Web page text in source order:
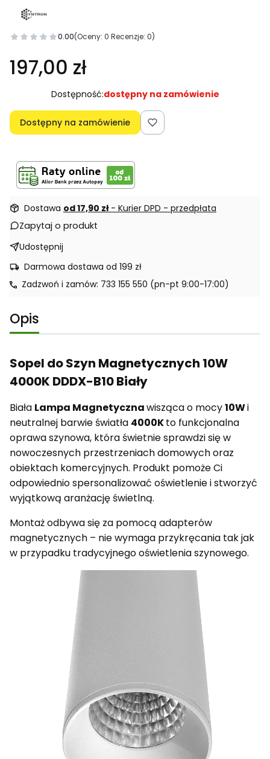
0.00(Oceny: 0 Recenzje: 0)
197,00 zł
Dostępność:dostępny na zamówienie
Dostępny na zamówienie
Dostawa od 17,90 zł - Kurier DPD - przedpłata
Zapytaj o produkt
Udostępnij
Darmowa dostawa od 199 zł
Zadzwoń i zamów: 733 155 550 (pn-pt 9:00-17:00)
Opis
Sopel do Szyn Magnetycznych 10W
4000K DDDX-B10 Biały
Biała Lampa Magnetycznawisząca o mocy10Wi
neutralnej barwie światła 4000Kto funkcjonalna
oprawa szynowa, która świetnie sprawdzi się w
nowoczesnych przestrzeniach domowych oraz
obiektach komercyjnych. Produkt pomoże Ci
odpowiednio spersonalizować oświetlenie i stworzyć
wyjątkową aranżację świetlną.
Montaż odbywa się za pomocą adapterów
magnetycznych – nie wymaga przykręcania tak jak
w przypadku tradycyjnego oświetlenia szynowego.